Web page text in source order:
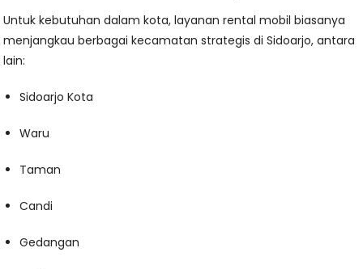
Untuk kebutuhan dalam kota, layanan rental mobil biasanya
menjangkau berbagai kecamatan strategis di Sidoarjo, antara
lain:
Sidoarjo Kota
Waru
Taman
Candi
Gedangan